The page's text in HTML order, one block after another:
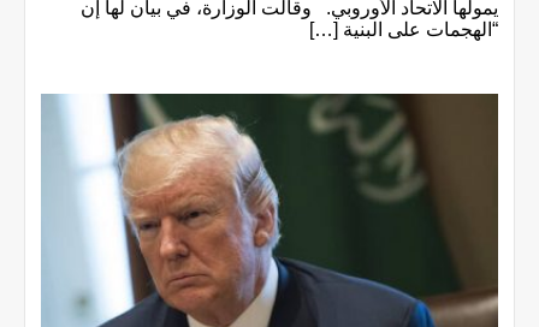
يمولها الاتحاد الأوروبي. وقالت الوزارة، في بيان لها إن
“الهجمات على البنية […]